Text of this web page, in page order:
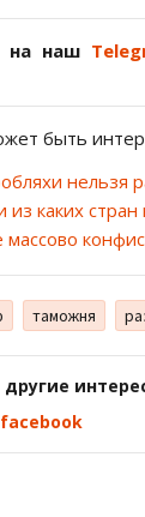
на наш
быть
нельзя
из каких
массово
таможня
другие